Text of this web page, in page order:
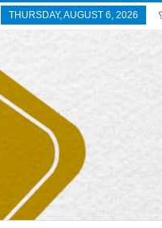
THURSDAY, AUGUST 6, 2026